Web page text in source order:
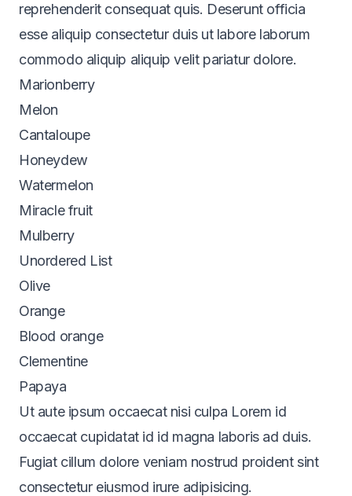
reprehenderit consequat quis. Deserunt officia
esse aliquip consectetur duis ut labore laborum
commodo aliquip aliquip velit pariatur dolore.
Marionberry
Melon
Cantaloupe
Honeydew
Watermelon
Miracle fruit
Mulberry
Unordered List
Olive
Orange
Blood orange
Clementine
Papaya
Ut aute ipsum occaecat nisi culpa Lorem id
occaecat cupidatat id id magna laboris ad duis.
Fugiat cillum dolore veniam nostrud proident sint
consectetur eiusmod irure adipisicing.